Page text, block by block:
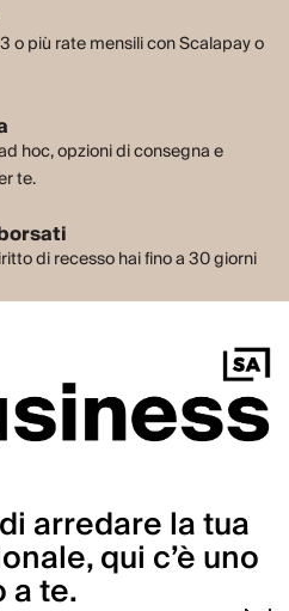
o più rate mensili con Scalapay o
hoc, opzioni di consegna e
te.
di recesso hai fino a 30 giorni
arredare la tua
qui c’è uno
a te.